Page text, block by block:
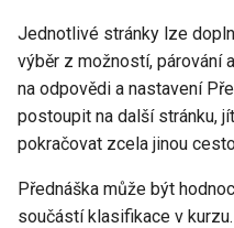
e
m
á
y
Hlavní strana kurzu
Správa uživatelů
Zápis do kurzu
Přehled zapsaných
Soubor
Stránka
Export/import úloh
Dlouhá tvořená odpověď
Doplňovací úloha (cloze)
Krátká tvořená odpověď
Podmíněné činnosti
Pokročilé metody
Známky
Docházka
HotPot
Potvrzení absolvování
Stav absolvování kurzu
HTML text
Jednotlivé stránky lze
výběr z možností, párování
na odpovědi a nastavení
postoupit na další stránku,
pokračovat zcela jinou
Přednáška může být
součástí klasifikace v kurzu.